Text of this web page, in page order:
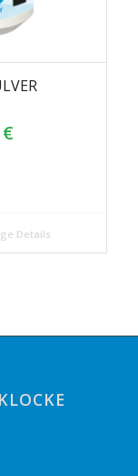
€Aktueller
Details